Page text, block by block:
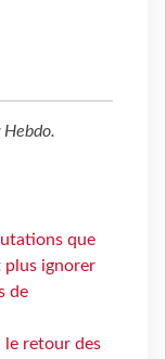
Hebdo.
que
plus ignorer
de
le retour des